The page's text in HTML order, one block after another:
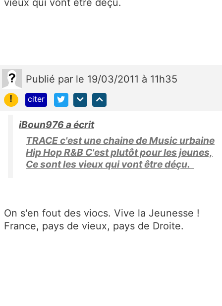
Publié par le 19/03/2011 à 11h35
!
citer
iBoun976 a écrit
TRACE c'est une chaine de Music urbaine
Hip Hop R&B C'est plutôt pour les jeunes,
Ce sont les vieux qui vont être déçu.
On s'en fout des viocs. Vive la Jeunesse !
France, pays de vieux, pays de Droite.